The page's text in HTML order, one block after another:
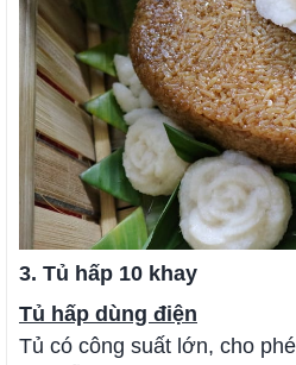
3. Tủ hấp 10 khay
Tủ hấp dùng điện
Tủ có công suất lớn, cho